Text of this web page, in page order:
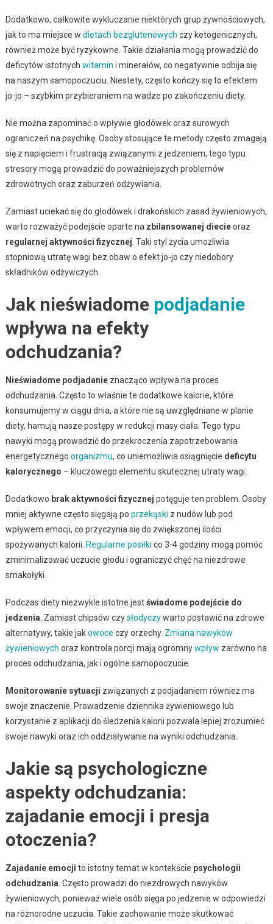
Dodatkowo, całkowite wykluczanie niektórych grup żywnościowych,
jak to ma miejsce w dietach bezglutenowych czy ketogenicznych,
również może być ryzykowne. Takie działania mogą prowadzić do
deficytów istotnych witamin i minerałów, co negatywnie odbija się
na naszym samopoczuciu. Niestety, często kończy się to efektem
jo-jo – szybkim przybieraniem na wadze po zakończeniu diety.
Nie można zapominać o wpływie głodówek oraz surowych
ograniczeń na psychikę. Osoby stosujące te metody często zmagają
się z napięciem i frustracją związanymi z jedzeniem, tego typu
stresory mogą prowadzić do poważniejszych problemów
zdrowotnych oraz zaburzeń odżywiania.
Zamiast uciekać się do głodówek i drakońskich zasad żywieniowych,
warto rozważyć podejście oparte na zbilansowanej diecieoraz
regularnej aktywności fizycznej. Taki styl życia umożliwia
stopniową utratę wagi bez obaw o efekt jo-jo czy niedobory
składników odżywczych.
Jak nieświadome podjadanie
wpływa na efekty
odchudzania?
Nieświadome podjadanieznacząco wpływa na proces
odchudzania. Często to właśnie te dodatkowe kalorie, które
konsumujemy w ciągu dnia, a które nie są uwzględniane w planie
diety, hamują nasze postępy w redukcji masy ciała. Tego typu
nawyki mogą prowadzić do przekroczenia zapotrzebowania
energetycznego organizmu, co uniemożliwia osiągnięcie deficytu
kalorycznego – kluczowego elementu skutecznej utraty wagi.
Dodatkowo brak aktywności fizycznej potęguje ten problem. Osoby
mniej aktywne często sięgają po przekąski z nudów lub pod
wpływem emocji, co przyczynia się do zwiększonej ilości
spożywanych kalorii. Regularne posiłki co 3-4 godziny mogą pomóc
zminimalizować uczucie głodu i ograniczyć chęć na niezdrowe
smakołyki.
Podczas diety niezwykle istotne jestświadome podejście do
jedzenia. Zamiast chipsów czysłodyczywarto postawić na zdrowe
alternatywy, takie jakowoce czy orzechy. Zmiana nawyków
żywieniowych oraz kontrola porcji mają ogromnywpływ zarówno na
proces odchudzania, jak i ogólne samopoczucie.
Monitorowanie sytuacji związanych z podjadaniem również ma
swoje znaczenie. Prowadzenie dziennika żywieniowego lub
korzystanie z aplikacji do śledzenia kalorii pozwala lepiej zrozumieć
swoje nawyki oraz ich oddziaływanie na wyniki odchudzania.
Jakie są psychologiczne
aspekty odchudzania:
zajadanie emocji i presja
otoczenia?
Zajadanie emocji to istotny temat w kontekście psychologii
odchudzania. Często prowadzi do niezdrowych nawyków
żywieniowych, ponieważ wiele osób sięga po jedzenie w odpowiedzi
na różnorodne uczucia. Takie zachowanie może skutkować